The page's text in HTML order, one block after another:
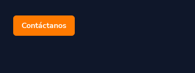
Contáctanos